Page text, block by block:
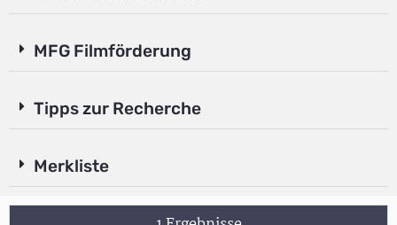
MFG Filmförderung
Tipps zur Recherche
Merkliste